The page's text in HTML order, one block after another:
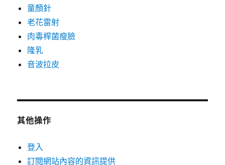
童顏針
老花雷射
肉毒桿菌瘦臉
隆乳
音波拉皮
其他操作
登入
訂閱網站內容的資訊提供